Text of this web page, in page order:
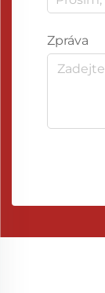
Zpráva